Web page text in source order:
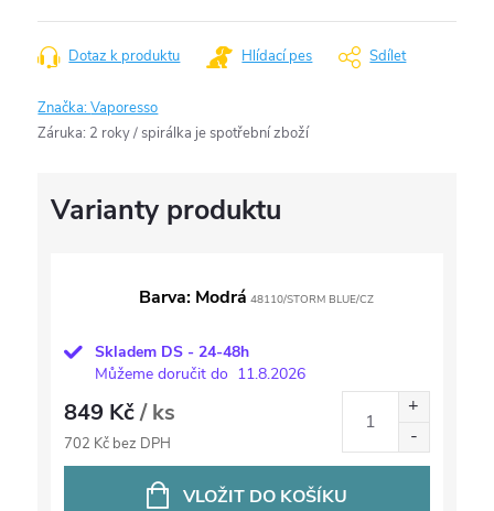
Dotaz k produktu Hlídací pes Sdílet
Značka:Vaporesso
Záruka: 2 roky / spirálka je spotřební zboží
Barva: Modrá 48110/STORM BLUE/CZ
Skladem DS - 24-48h
Můžeme doručit do 11.8.2026
849 Kč/ ks
702 Kč bez DPH
VLOŽIT DO KOŠÍKU